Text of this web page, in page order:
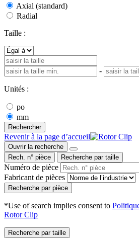
Axial (standard)
Radial
Taille :
-
Unités :
po
mm
Rechercher
Revenir à la page d’accueil
Ouvrir la recherche
Rech. n° pièce
Recherche par taille
Numéro de pièce
Fabricant de pièces
Recherche par pièce
*Use of search implies consent to
Rotor Clip
Recherche par taille